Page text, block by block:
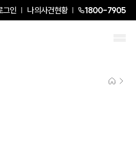
그인 나의사건현황 1800-7905